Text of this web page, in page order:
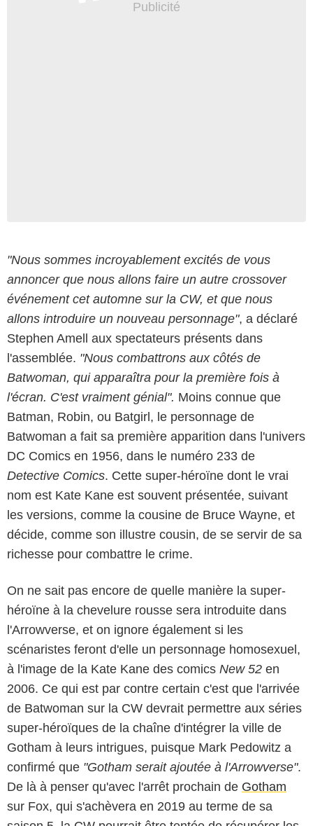
"Nous sommes incroyablement excités de vous
annoncer que nous allons faire un autre crossover
événement cet automne sur la CW, et que nous
allons introduire un nouveau personnage", a déclaré
Stephen Amell aux spectateurs présents dans
l'assemblée. "Nous combattrons aux côtés de
Batwoman, qui apparaîtra pour la première fois à
l'écran. C'est vraiment génial". Moins connue que
Batman, Robin, ou Batgirl, le personnage de
Batwoman a fait sa première apparition dans l'univers
DC Comics en 1956, dans le numéro 233 de
Detective Comics. Cette super-héroïne dont le vrai
nom est Kate Kane est souvent présentée, suivant
les versions, comme la cousine de Bruce Wayne, et
décide, comme son illustre cousin, de se servir de sa
richesse pour combattre le crime.
On ne sait pas encore de quelle manière la super-
héroïne à la chevelure rousse sera introduite dans
l'Arrowverse, et on ignore également si les
scénaristes feront d'elle un personnage homosexuel,
à l'image de la Kate Kane des comics New 52 en
2006. Ce qui est par contre certain c'est que l'arrivée
de Batwoman sur la CW devrait permettre aux séries
super-héroïques de la chaîne d'intégrer la ville de
Gotham à leurs intrigues, puisque Mark Pedowitz a
confirmé que "Gotham serait ajoutée à l'Arrowverse".
De là à penser qu'avec l'arrêt prochain de Gotham
sur Fox, qui s'achèvera en 2019 au terme de sa